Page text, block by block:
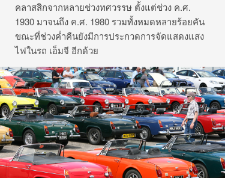
คลาสสิกจากหลายช่วงทศวรรษ ตั้งแต่ช่วง ค.ศ.
1930 มาจนถึง ค.ศ. 1980 รวมทั้งหมดหลายร้อยคัน
ขณะที่ช่วงค่ำคืนยังมีการประกวดการจัดแสดงแสง
ไฟในรถ เอ็มจี อีกด้วย